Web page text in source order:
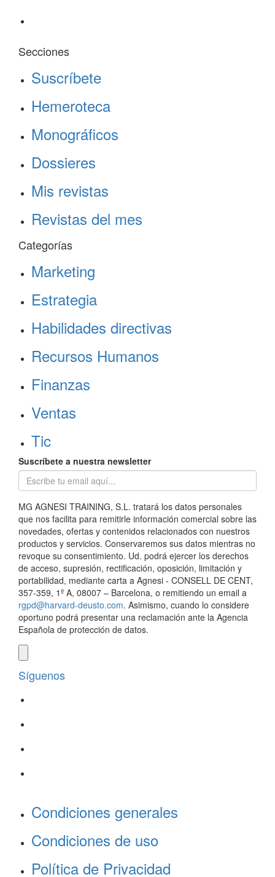
Secciones
Suscríbete
Hemeroteca
Monográficos
Dossieres
Mis revistas
Revistas del mes
Categorías
Marketing
Estrategia
Habilidades directivas
Recursos Humanos
Finanzas
Ventas
Tic
Suscríbete a nuestra newsletter
MG AGNESI TRAINING, S.L. tratará los datos personales
que nos facilita para remitirle información comercial sobre las
novedades, ofertas y contenidos relacionados con nuestros
productos y servicios. Conservaremos sus datos mientras no
revoque su consentimiento. Ud. podrá ejercer los derechos
de acceso, supresión, rectificación, oposición, limitación y
portabilidad, mediante carta a Agnesi - CONSELL DE CENT,
357-359, 1º A, 08007 – Barcelona, o remitiendo un email a
rgpd@harvard-deusto.com. Asimismo, cuando lo considere
oportuno podrá presentar una reclamación ante la Agencia
Española de protección de datos.
Síguenos
Condiciones generales
Condiciones de uso
Política de Privacidad